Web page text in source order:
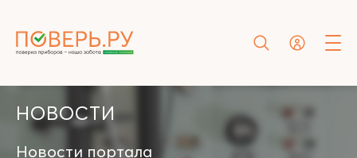
НОВОСТИ
Новости портала